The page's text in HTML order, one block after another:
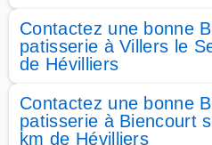
Contactez une bonne
patisserie à Villers le
de Hévilliers
Contactez une bonne
patisserie à Biencourt
km de Hévilliers